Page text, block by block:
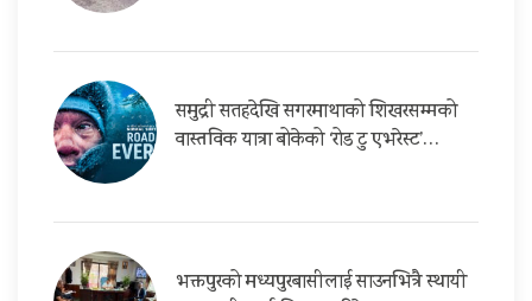
समुद्री सतहदेखि सगरमाथाको शिखरसम्मको
वास्तविक यात्रा बोकेको ‘रोड टु एभरेस्ट’…
भक्तपुरको मध्यपुरबासीलाई साउनभित्रै स्थायी